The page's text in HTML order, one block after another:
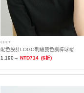
coen
配色設計LOGO刺繡雙色調棒球帽
1,190→ NTD714 (6折)